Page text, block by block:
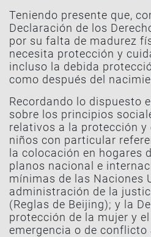
Teniendo presente que,
Declaración de los
por su falta de madurez
necesita protección y
incluso la debida
como después del
Recordando lo dispuesto
sobre los principios
relativos a la protección y
niños con particular
la colocación en hogares
planos nacional e
mínimas de las Naciones
administración de la
(Reglas de Beijing); y la
protección de la mujer y
emergencia o de conflicto